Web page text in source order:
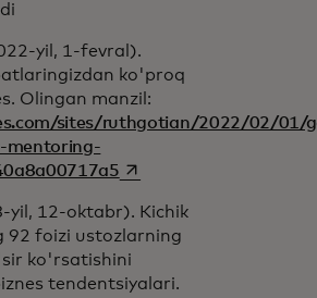
yil, 1-fevral).
ko'proq
Olingan manzil:
sites/ruthgotian/2022/02/01/
mentoring-
opens in a new tab
yil, 12-oktabr). Kichik
92 foizi ustozlarning
ko'rsatishini
tendentsiyalari.